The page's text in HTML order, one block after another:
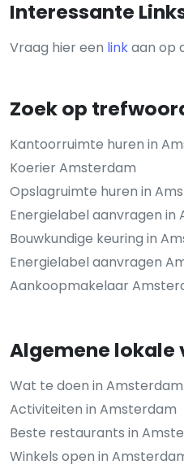
Interessante
Vraag hier een linkaan op
Zoek op
Kantoorruimte huren in
Koerier Amsterdam
Opslagruimte huren in
Energielabel aanvragen in
Bouwkundige keuring in
Energielabel aanvragen
Aankoopmakelaar
Algemene lokale
Wat te doen in Amsterdam
Activiteiten in Amsterdam
Beste restaurants in
Winkels open in